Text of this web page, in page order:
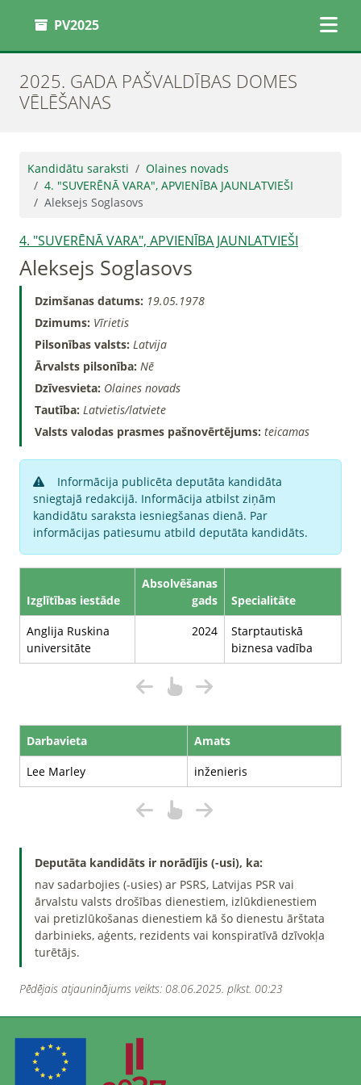
PV2025
2025. GADA PAŠVALDĪBAS DOMES
VĒLĒŠANAS
Kandidātu saraksti
Olaines novads
4. "SUVERĒNĀ VARA", APVIENĪBA JAUNLATVIEŠI
Aleksejs Soglasovs
4. "SUVERĒNĀ VARA", APVIENĪBA JAUNLATVIEŠI
Aleksejs Soglasovs
Dzimšanas datums: 19.05.1978
Dzimums: Vīrietis
Pilsonības valsts: Latvija
Ārvalsts pilsonība: Nē
Dzīvesvieta: Olaines novads
Tautība: Latvietis/latviete
Valsts valodas prasmes pašnovērtējums: teicamas
Informācija publicēta deputāta kandidāta
sniegtajā redakcijā. Informācija atbilst ziņām
kandidātu saraksta iesniegšanas dienā. Par
informācijas patiesumu atbild deputāta kandidāts.
Izglītības iestāde
Absolvēšanas
gads
Specialitāte
Anglija Ruskina
universitāte
2024
Starptautiskā
biznesa vadība
Darbavieta
Amats
Lee Marley
inženieris
Deputāta kandidāts ir norādījis (-usi), ka:
nav sadarbojies (-usies) ar PSRS, Latvijas PSR vai
ārvalstu valsts drošības dienestiem, izlūkdienestiem
vai pretizlūkošanas dienestiem kā šo dienestu ārštata
darbinieks, aģents, rezidents vai konspiratīvā dzīvokļa
turētājs.
Pēdējais atjauninājums veikts: 08.06.2025. plkst. 00:23